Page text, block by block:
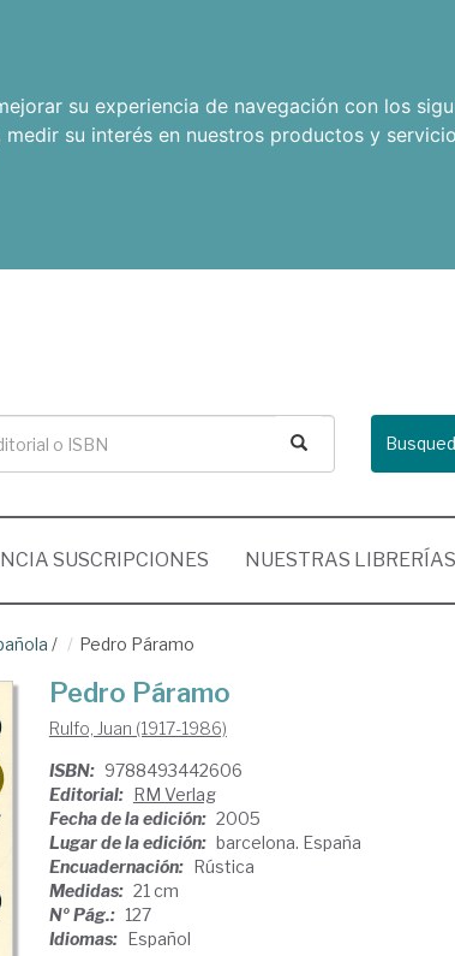
su experiencia de navegación con los
medir su interés en nuestros productos y
SUSCRIPCIONES NUESTRAS LIBRERÍAS
/ Pedro Páramo
Pedro Páramo
Rulfo, Juan (1917-1986)
ISBN: 9788493442606
Editorial: RM Verlag
Fecha de la edición: 2005
Lugar de la edición: barcelona. España
Encuadernación: Rústica
Medidas: 21 cm
Nº Pág.: 127
Idiomas: Español